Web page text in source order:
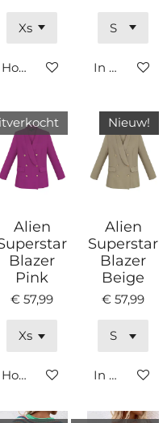
hoogte
Houd mij op de hoogte
In
hoogte
Alien
Blazer
Pink
€ 57,99
Houd mij op de hoogte
Nieuw!
Alien
Superstar
Blazer
Beige
€ 57,99
In